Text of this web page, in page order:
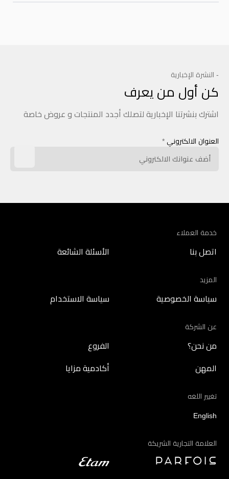
- النشرة الإخبارية
كن أول من يعرف
اشترك بنشرتنا الإخبارية لتصلك أجدد المنتجات و عروض خاصة
العنوان الالكتروني *
خدمة العملاء
اتصل بنا الأسئلة الشائعة
المزيد
سياسة الخصوصية سياسة الاستخدام
عن الشركة
من نحن؟ الفروع
المهن أكادمية مزايا
تغيير اللغه
English
العلامة التجارية الشريكة